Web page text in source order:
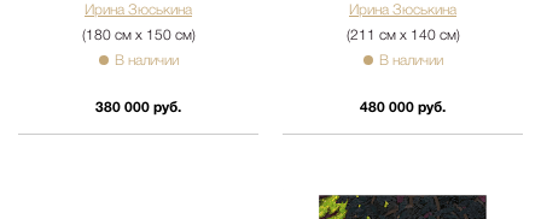
Ирина Зюськина
(180 см х 150 см)
В наличии
380 000 руб.
Ирина Зюськина
(211 см х 140 см)
В наличии
480 000 руб.